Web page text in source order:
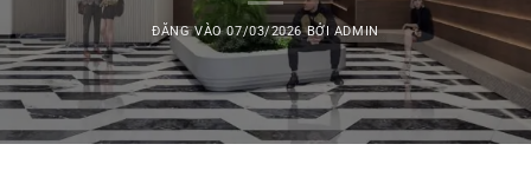
ĐĂNG VÀO07/03/2026 BỞI ADMIN